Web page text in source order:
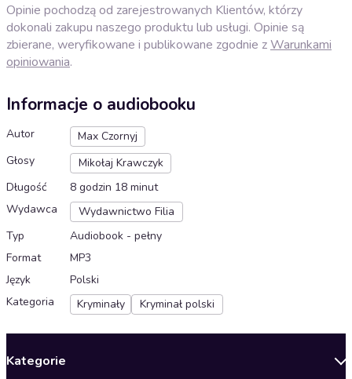
Opinie pochodzą od zarejestrowanych Klientów, którzy
dokonali zakupu naszego produktu lub usługi. Opinie są
zbierane, weryfikowane i publikowane zgodnie zWarunkami
opiniowania.
Informacje o audiobooku
Autor
Max Czornyj
Głosy
Mikołaj Krawczyk
Długość
8 godzin 18 minut
Wydawca
Wydawnictwo Filia
Typ
Audiobook - pełny
Format
MP3
Język
Polski
Kategoria
Kryminały Kryminał polski
Kategorie